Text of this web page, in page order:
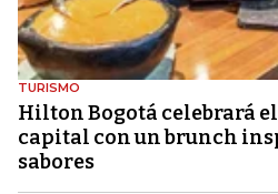
TURISMO
Hilton Bogotá celebrará
capital con un brunch
sabores